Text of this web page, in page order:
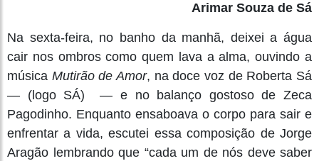
Arimar Souza de Sá
Na sexta-feira, no banho da manhã, deixei a água
cair nos ombros como quem lava a alma, ouvindo a
música Mutirão de Amor, na doce voz de Roberta Sá
— (logo SÁ) — e no balanço gostoso de Zeca
Pagodinho. Enquanto ensaboava o corpo para sair e
enfrentar a vida, escutei essa composição de Jorge
Aragão lembrando que “cada um de nós deve saber